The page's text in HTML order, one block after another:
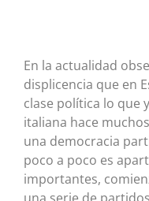
En la actualidad
displicencia que en
clase política lo que
italiana hace
una democracia
poco a poco es
importantes,